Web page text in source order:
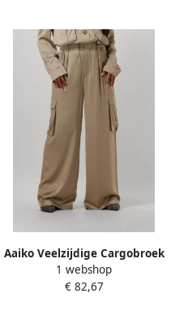
Aaiko Veelzijdige Cargobroek
Lotta Pes 526 Beige Dames
1 webshop
€ 82,67